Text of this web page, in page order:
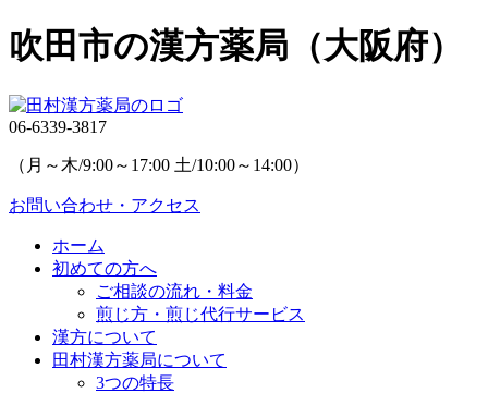
吹田市の漢方薬局（大阪府）
06-6339-3817
（月～木/9:00～17:00 土/10:00～14:00）
お問い合わせ・アクセス
ホーム
初めての方へ
ご相談の流れ・料金
煎じ方・煎じ代行サービス
漢方について
田村漢方薬局について
3つの特長